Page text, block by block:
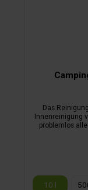
Das
Innenreinigung
problemlos
10 l